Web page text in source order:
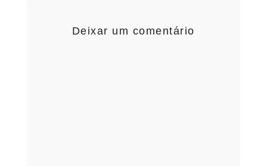
Deixar um comentário